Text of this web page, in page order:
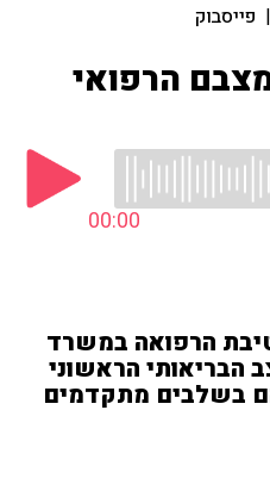
| פייסבוק
הרפואי
00:00
הרפואה במשרד
הבריאותי הראשוני
בשלבים מתקדמים